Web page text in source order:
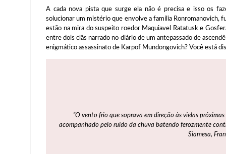
A cada nova pista que surge ela não é precisa e isso os
solucionar um mistério que envolve a família Ronromanovich,
estão na mira do suspeito roedor Maquiavel Ratatusk e
entre dois clãs narrado no diário de um antepassado de
enigmático assassinato de Karpof Mundongovich? Você está
“O vento frio que soprava em direção às vielas
acompanhado pelo ruído da chuva batendo ferozmente
Siamesa,